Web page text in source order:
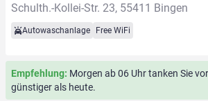
Schulth.-Kollei-Str. 23, 55411 Bingen
Autowaschanlage Free WiFi
Empfehlung: Morgen ab 06 Uhr tanken Sie
günstiger als heute.